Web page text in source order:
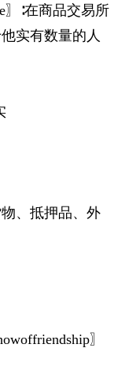
〗∶在商品交易所
实有数量的人
、抵押品、外
〗